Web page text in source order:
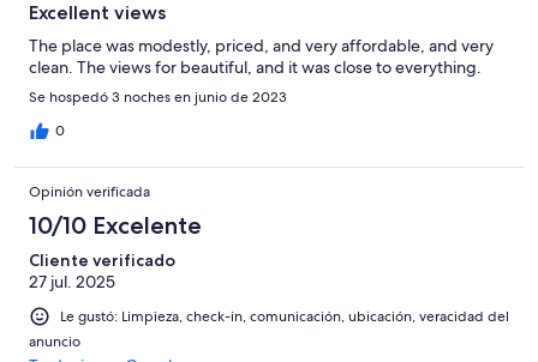
Excellent views
The place was modestly, priced, and very affordable, and very
clean. The views for beautiful, and it was close to everything.
Se hospedó 3 noches en junio de 2023
0
Opinión verificada
10/10 Excelente
Cliente verificado
27 jul. 2025
Le gustó: Limpieza, check-in, comunicación, ubicación, veracidad del
anuncio